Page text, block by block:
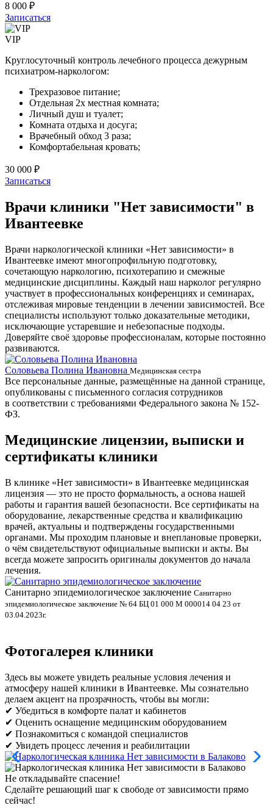
8 000 ₽
Записаться
VIP
Круглосуточный контроль лечебного процесса дежурным
психиатром-наркологом:
Трехразовое питание;
Отдельная 2х местная комната;
Личный душ и туалет;
Комната отдыха и досуга;
Врачебный обход 3 раза;
Комфортабельная кровать;
30 000 ₽
Записаться
Врачи клиники "Нет зависимости" в
Ивантеевке
Врачи наркологической клиники «Нет зависимости» в
Ивантеевке имеют многопрофильную подготовку,
сочетающую наркологию, психотерапию и смежные
медицинские дисциплины. Каждый наш нарколог регулярно
участвует в профессиональных конференциях и семинарах,
отслеживая мировые тенденции в лечении зависимостей. Все
специалисты используют только доказательные методики,
исключающие устаревшие и небезопасные подходы.
Доверяйте своё здоровье профессионалам, которые постоянно
развиваются.
Соловьева Полина Ивановна Медицинская сестра
Все персональные данные, размещённые на данной странице,
опубликованы с письменного согласия сотрудников
в соответствии с требованиями Федерального закона № 152-
ФЗ.
Медицинские лицензии, выписки и
сертификаты клиники
В клинике «Нет зависимости» в Ивантеевке медицинская
лицензия — это не просто формальность, а основа нашей
работы и гарантия вашей безопасности. Все сертификаты на
оборудование, лекарственные средства и квалификацию
врачей, актуальны и подтверждены государственными
органами. Мы проходим плановые и внеплановые проверки,
о чём свидетельствуют официальные выписки и акты. Вы
всегда можете запросить оригиналы документов до начала
лечения.
Санитарно эпидемиологическое заключение Санитарно
эпидемиологическое заключение № 64 БЦ 01 000 М 000014 04 23 от
03.04.2023г.
Фотогалерея клиники
Здесь вы можете увидеть реальные условия лечения и
атмосферу нашей клиники в Ивантеевке. Мы сознательно
делаем акцент на прозрачность, чтобы вы могли:
✔ Убедиться в комфорте палат и кабинетов
✔ Оценить оснащение медицинским оборудованием
✔ Познакомиться с командой специалистов
✔ Увидеть процесс лечения и реабилитации
Не откладывайте спасение!
Сделайте решающий шаг к свободе от зависимости прямо
сейчас!